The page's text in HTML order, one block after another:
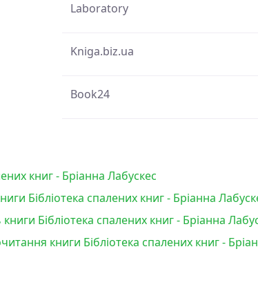
Laboratory
Kniga.biz.ua
Book24
книг - Бріанна Лабускес
Бібліотека спалених книг - Бріанна
Бібліотека спалених книг - Бріанна
книги Бібліотека спалених книг -